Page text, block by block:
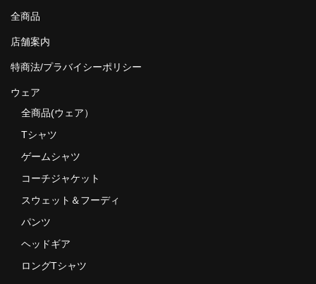
全商品
店舗案内
特商法/プラバイシーポリシー
ウェア
全商品(ウェア）
Tシャツ
ゲームシャツ
コーチジャケット
スウェット＆フーディ
パンツ
ヘッドギア
ロングTシャツ